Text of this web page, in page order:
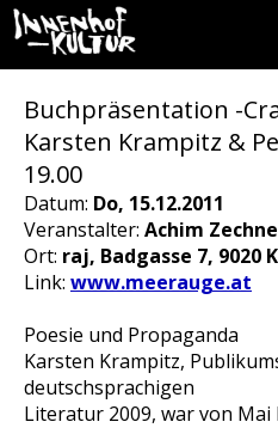
Buchpräsentation -
Karsten Krampitz &
19.00
Datum: Do, 15.12.2011
Veranstalter: Achim
Ort: raj, Badgasse 7, 9020
Link: www.meerauge.at
Poesie und Propaganda
Karsten Krampitz,
deutschsprachigen
Literatur 2009, war von Mai